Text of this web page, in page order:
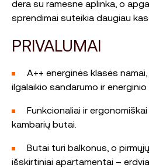
dera su ramesne aplinka, o
sprendimai suteikia daugiau
PRIVALUMAI
A++ energinės klasės
ilgalaikio sandarumo ir
Funkcionaliai ir
kambarių butai.
Butai turi balkonus, o
išskirtiniai apartamentai –